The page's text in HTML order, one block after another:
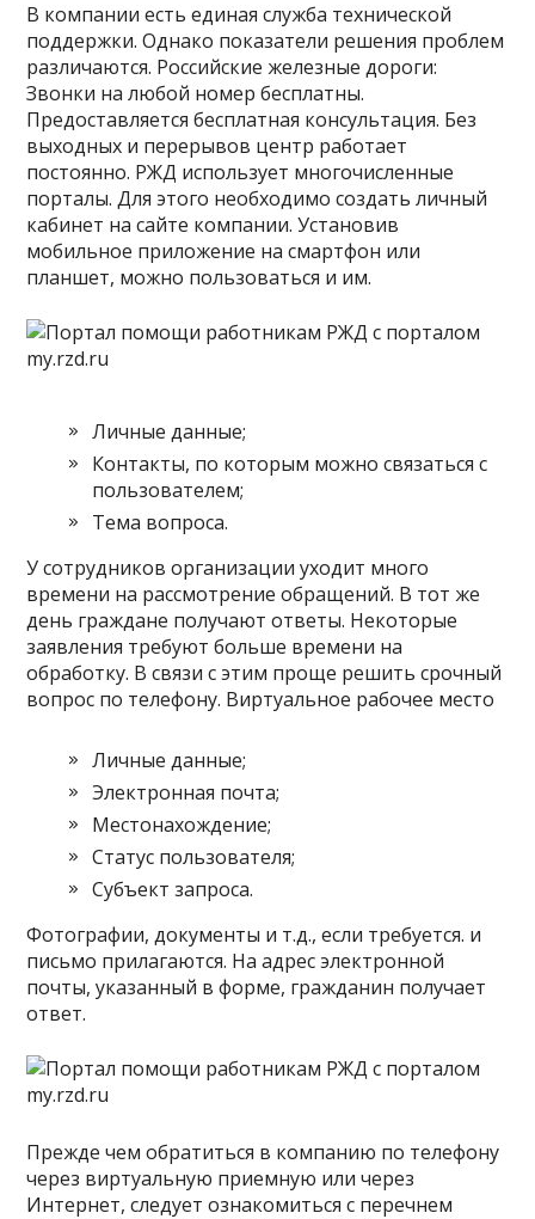
В компании есть единая служба технической
поддержки. Однако показатели решения проблем
различаются. Российские железные дороги:
Звонки на любой номер бесплатны.
Предоставляется бесплатная консультация. Без
выходных и перерывов центр работает
постоянно. РЖД использует многочисленные
порталы. Для этого необходимо создать личный
кабинет на сайте компании. Установив
мобильное приложение на смартфон или
планшет, можно пользоваться и им.
Личные данные;
Контакты, по которым можно связаться с
пользователем;
Тема вопроса.
У сотрудников организации уходит много
времени на рассмотрение обращений. В тот же
день граждане получают ответы. Некоторые
заявления требуют больше времени на
обработку. В связи с этим проще решить срочный
вопрос по телефону. Виртуальное рабочее место
Личные данные;
Электронная почта;
Местонахождение;
Статус пользователя;
Субъект запроса.
Фотографии, документы и т.д., если требуется. и
письмо прилагаются. На адрес электронной
почты, указанный в форме, гражданин получает
ответ.
Прежде чем обратиться в компанию по телефону
через виртуальную приемную или через
Интернет, следует ознакомиться с перечнем